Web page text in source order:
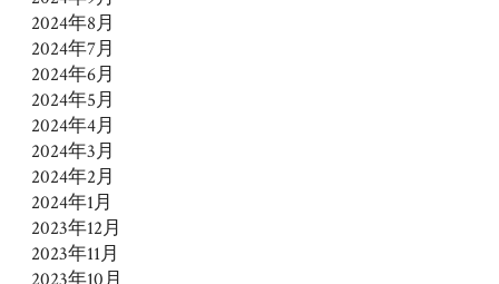
2024年8月
2024年7月
2024年6月
2024年5月
2024年4月
2024年3月
2024年2月
2024年1月
2023年12月
2023年11月